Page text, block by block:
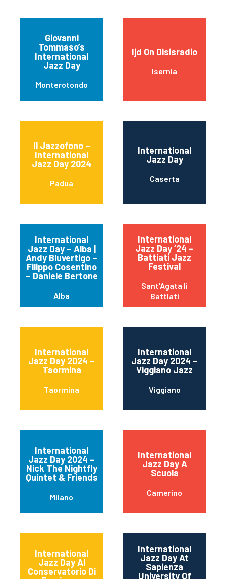
Giovanni
Tommaso’s
International
Jazz Day
Monterotondo
Ijd On Disisradio
Isernia
Il Jazzofono –
International
Jazz Day 2024
Padua
International
Jazz Day
Caserta
International
Jazz Day – Alba |
Andy Bluvertigo –
Filippo Cosentino
– Daniele Bertone
Alba
International
Jazz Day ’24 –
Battiati Jazz
Festival
Sant'Agata li
Battiati
International
Jazz Day 2024 –
Taormina
Taormina
International
Jazz Day 2024 –
Viggiano Jazz
Viggiano
International
Jazz Day 2024 –
Nick The Nightfly
Quintet & Friends
Milano
International
Jazz Day A
Scuola
Camerino
International
Jazz Day Al
Conservatorio Di
International
Jazz Day At
Sapienza
University Of